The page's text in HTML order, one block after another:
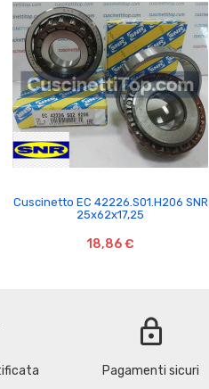

Cuscinetto EC 42226.S01.H206 SNR
25x62x17,25
18,86 €
lock
Pagamenti sicuri